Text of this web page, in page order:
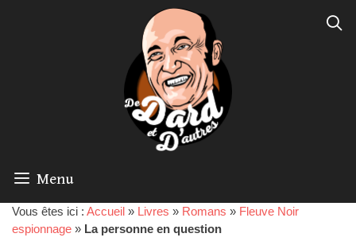
Menu
Vous êtes ici : Accueil » Livres » Romans » Fleuve Noir
espionnage » La personne en question